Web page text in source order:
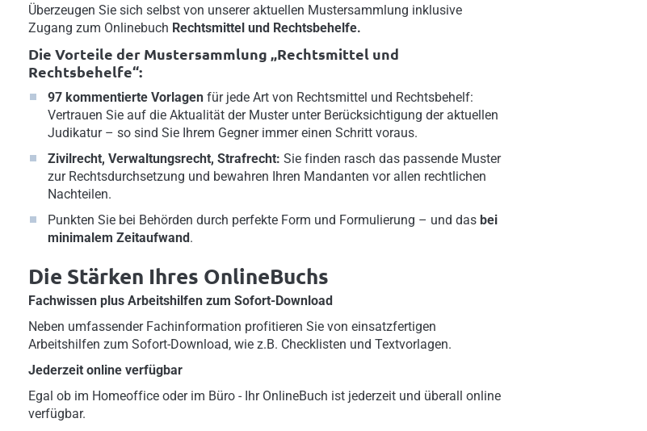
Überzeugen Sie sich selbst von unserer aktuellen Mustersammlung inklusive
Zugang zum Onlinebuch Rechtsmittel und Rechtsbehelfe.
Die Vorteile der Mustersammlung „Rechtsmittel und
Rechtsbehelfe“:
97 kommentierte Vorlagen für jede Art von Rechtsmittel und Rechtsbehelf:
Vertrauen Sie auf die Aktualität der Muster unter Berücksichtigung der aktuellen
Judikatur – so sind Sie Ihrem Gegner immer einen Schritt voraus.
Zivilrecht, Verwaltungsrecht, Strafrecht: Sie finden rasch das passende Muster
zur Rechtsdurchsetzung und bewahren Ihren Mandanten vor allen rechtlichen
Nachteilen.
Punkten Sie bei Behörden durch perfekte Form und Formulierung – und das bei
minimalem Zeitaufwand.
Die Stärken Ihres OnlineBuchs
Fachwissen plus Arbeitshilfen zum Sofort-Download
Neben umfassender Fachinformation profitieren Sie von einsatzfertigen
Arbeitshilfen zum Sofort-Download, wie z.B. Checklisten und Textvorlagen.
Jederzeit online verfügbar
Egal ob im Homeoffice oder im Büro - Ihr OnlineBuch ist jederzeit und überall online
verfügbar.